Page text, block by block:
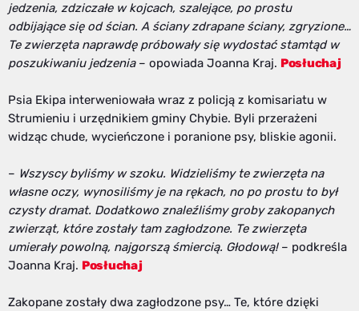
jedzenia, zdziczałe w kojcach, szalejące, po prostu
odbijające się od ścian. A ściany zdrapane ściany, zgryzione…
Te zwierzęta naprawdę próbowały się wydostać stamtąd w
poszukiwaniu jedzenia – opowiada Joanna Kraj. Posłuchaj
Psia Ekipa interweniowała wraz z policją z komisariatu w
Strumieniu i urzędnikiem gminy Chybie. Byli przerażeni
widząc chude, wycieńczone i poranione psy, bliskie agonii.
– Wszyscy byliśmy w szoku. Widzieliśmy te zwierzęta na
własne oczy, wynosiliśmy je na rękach, no po prostu to był
czysty dramat. Dodatkowo znaleźliśmy groby zakopanych
zwierząt, które zostały tam zagłodzone. Te zwierzęta
umierały powolną, najgorszą śmiercią. Głodową!– podkreśla
Joanna Kraj. Posłuchaj
Zakopane zostały dwa zagłodzone psy… Te, które dzięki